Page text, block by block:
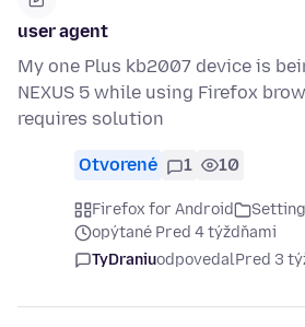
user agent
My one Plus kb2007 device is
NEXUS 5 while using Firefox
requires solution
Otvorené 1 10
Firefox for Android
opýtané Pred 4 týždňami
TyDraniuodpovedalPred 3